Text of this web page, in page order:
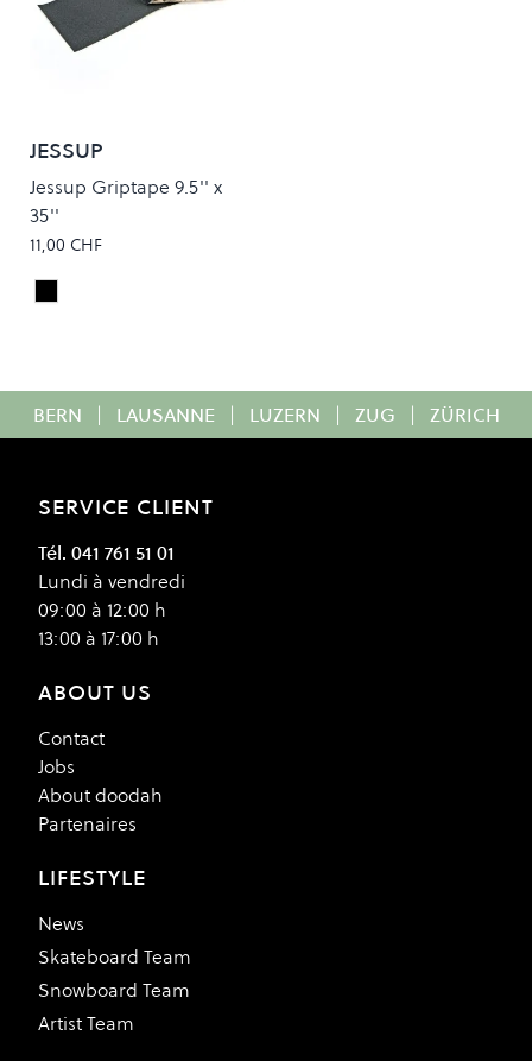
JESSUP
Jessup Griptape 9.5'' x
35''
11,00 CHF
Colour
Black
BERN | LAUSANNE | LUZERN | ZUG | ZÜRICH
SERVICE CLIENT
Tél. 041 761 51 01
Lundi à vendredi
09:00 à 12:00 h
13:00 à 17:00 h
ABOUT US
Contact
Jobs
About doodah
Partenaires
LIFESTYLE
News
Skateboard Team
Snowboard Team
Artist Team